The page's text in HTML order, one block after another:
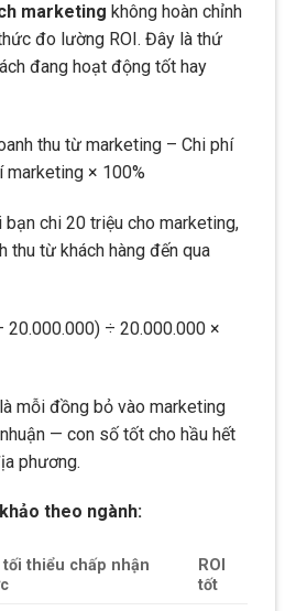
marketing không hoàn chỉnh
đo lường ROI. Đây là thứ
đang hoạt động tốt hay
thu từ marketing – Chi phí
marketing × 100%
bạn chi 20 triệu cho marketing,
thu từ khách hàng đến qua
20.000.000) ÷ 20.000.000 ×
mỗi đồng bỏ vào marketing
— con số tốt cho hầu hết
phương.
theo ngành:
tối thiểu chấp nhận
ROI
tốt